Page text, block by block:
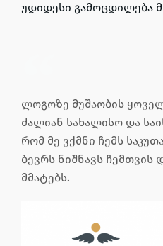
უდიდესი გამოცდილება
ლოგოზე მუშაობის
ძალიან სახალისო და
რომ მე ვქმნი ჩემს
ბევრს ნიშნავს
მმატებს.